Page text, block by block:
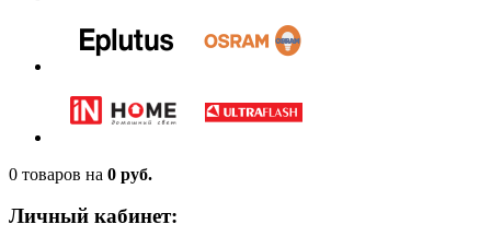
0 товаров на 0 руб.
Личный кабинет: